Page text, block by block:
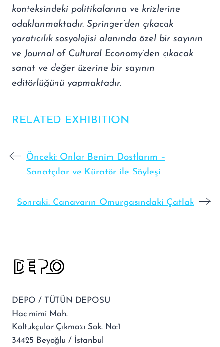
konteksindeki politikalarına ve krizlerine
odaklanmaktadır. Springer’den çıkacak
yaratıcılık sosyolojisi alanında özel bir sayının
ve Journal of Cultural Economy’den çıkacak
sanat ve değer üzerine bir sayının
editörlüğünü yapmaktadır.
RELATED EXHIBITION
Önceki: Onlar Benim Dostlarım –
Sanatçılar ve Küratör ile Söyleşi
Sonraki: Canavarın Omurgasındaki Çatlak
DEPO / TÜTÜN DEPOSU
Hacımimi Mah.
Koltukçular Çıkmazı Sok. No:1
34425 Beyoğlu / İstanbul